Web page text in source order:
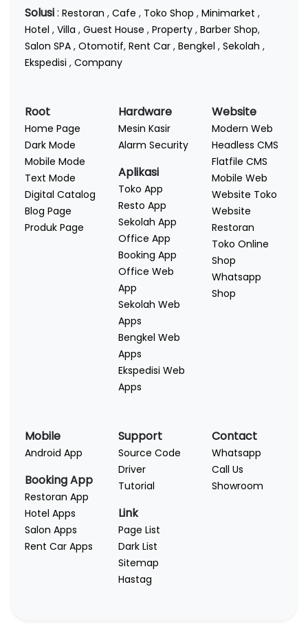
Solusi: Restoran , Cafe , Toko Shop , Minimarket ,
Hotel , Villa , Guest House , Property , Barber Shop,
Salon SPA , Otomotif, Rent Car , Bengkel , Sekolah ,
Ekspedisi , Company
Root
Home Page
Dark Mode
Mobile Mode
Text Mode
Digital Catalog
Blog Page
Produk Page
Hardware
Mesin Kasir
Alarm Security
Aplikasi
Toko App
Resto App
Sekolah App
Office App
Booking App
Office Web
App
Sekolah Web
Apps
Bengkel Web
Apps
Ekspedisi Web
Apps
Website
Modern Web
Headless CMS
Flatfile CMS
Mobile Web
Website Toko
Website
Restoran
Toko Online
Shop
Whatsapp
Shop
Mobile
Android App
Booking App
Restoran App
Hotel Apps
Salon Apps
Rent Car Apps
Support
Source Code
Driver
Tutorial
Link
Page List
Dark List
Sitemap
Hastag
Contact
Whatsapp
Call Us
Showroom